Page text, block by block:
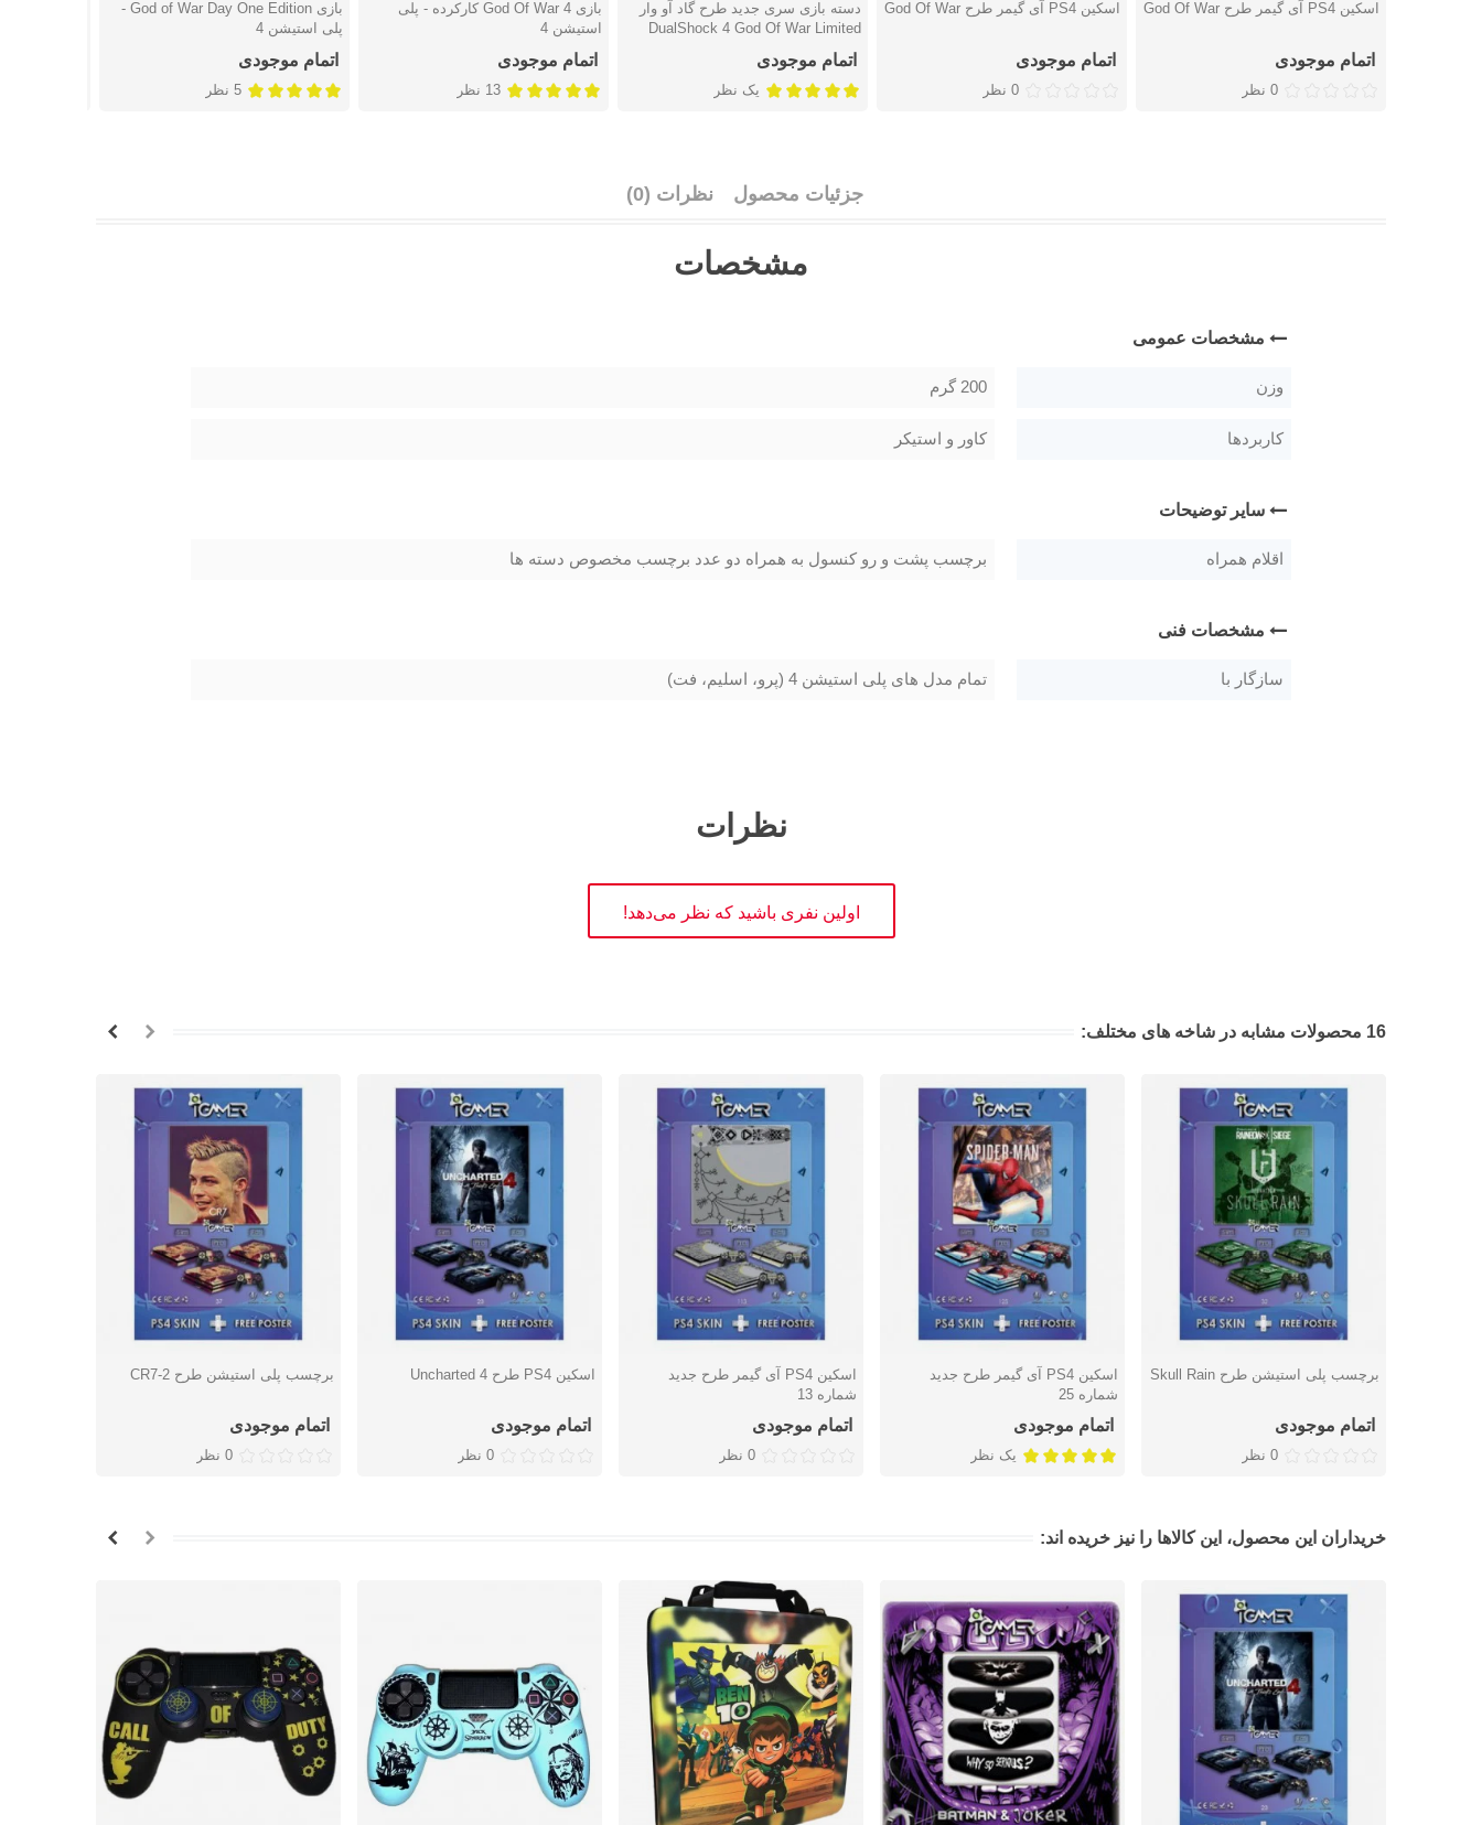
دوست داشتن اسکین PS4 آی گیمر طرح God Of War
اتمام موجودی
0 نظر
دوست داشتن اسکین PS4 آی گیمر طرح God Of War
اتمام موجودی
0 نظر
دوست داشتن
دسته بازی سری جدید طرح گاد آو وار
DualShock 4 God Of War Limited
Edition Controller
اتمام موجودی
یک نظر
دوست داشتنبازی God Of War 4 کارکرده - پلی
استیشن 4
اتمام موجودی
13 نظر
دوست داشتن
بازی God of War Day One Edition -
پلی استیشن 4
اتمام موجودی
5 نظر
جزئیات محصول نظرات (0)
مشخصات
مشخصات عمومی
وزن 200 گرم
کاربردها کاور و استیکر
سایر توضیحات
اقلام همراه برچسب پشت و رو کنسول به همراه دو عدد برچسب مخصوص دسته ها
مشخصات فنی
سازگار با تمام مدل های پلی استیشن 4 (پرو، اسلیم، فت)
نظرات
اولین نفری باشید که نظر می‌دهد!
16 محصولات مشابه در شاخه های مختلف:
دوست داشتن
برچسب پلی استیشن طرح Skull Rain
اتمام موجودی
0 نظر
دوست داشتن
اسکین PS4 آی گیمر طرح جدید
شماره 25
اتمام موجودی
یک نظر
دوست داشتن
اسکین PS4 آی گیمر طرح جدید
شماره 13
اتمام موجودی
0 نظر
دوست داشتن اسکین PS4 طرح Uncharted 4
اتمام موجودی
0 نظر
دوست داشتن
برچسب پلی استیشن طرح 2-CR7
اتمام موجودی
0 نظر
خریداران این محصول، این کالاها را نیز خریده اند: